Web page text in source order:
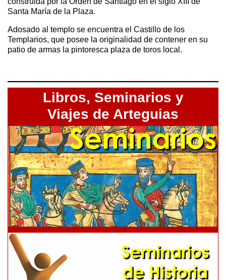
Santa María de la Plaza.
Adosado al templo se encuentra el Castillo de los
Templarios, que posee la originalidad de contener en su
patio de armas la pintoresca plaza de toros local.
Libros, Seminarios y
Viajes de Arteguias